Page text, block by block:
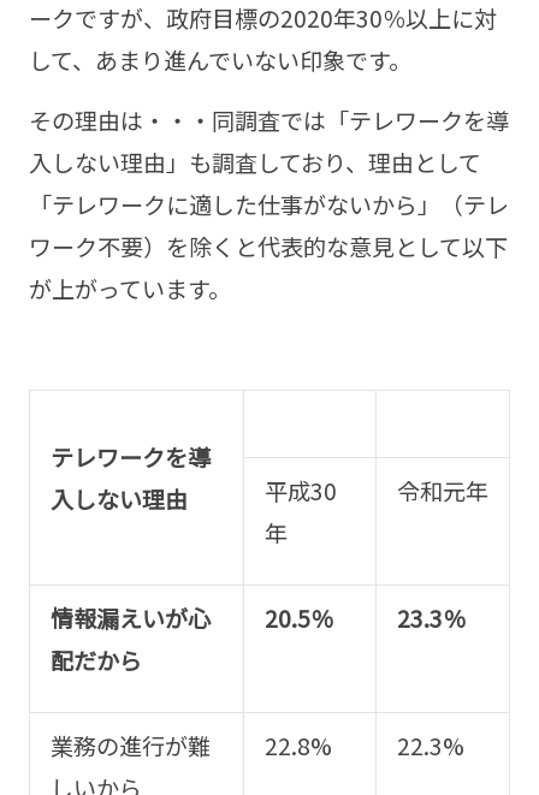
ークですが、政府目標の2020年30％以上に対
して、あまり進んでいない印象です。
その理由は・・・同調査では「テレワークを導
入しない理由」も調査しており、理由として
「テレワークに適した仕事がないから」（テレ
ワーク不要）を除くと代表的な意見として以下
が上がっています。
テレワークを導
入しない理由
平成30
年
令和元年
情報漏えいが心
配だから
20.5％ 23.3％
業務の進行が難
しいから
22.8% 22.3%